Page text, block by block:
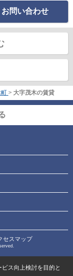
お問い合わせ
> 大字茂木の賃貸
セスマップ
ス向上検討を目的と